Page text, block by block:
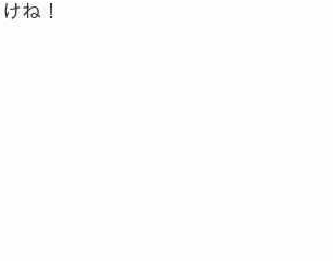
ね！